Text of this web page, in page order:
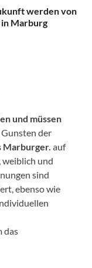
werden von
in Marburg
und müssen
der
Marburger. auf
weiblich und
sind
ebenso wie
das